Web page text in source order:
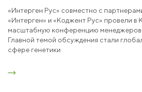
«Интерген Рус» совместно с
«Интерген» и «Коджент Рус» провели в
масштабную конференцию менеджеров
Главной темой обсуждения стали
сфере генетики